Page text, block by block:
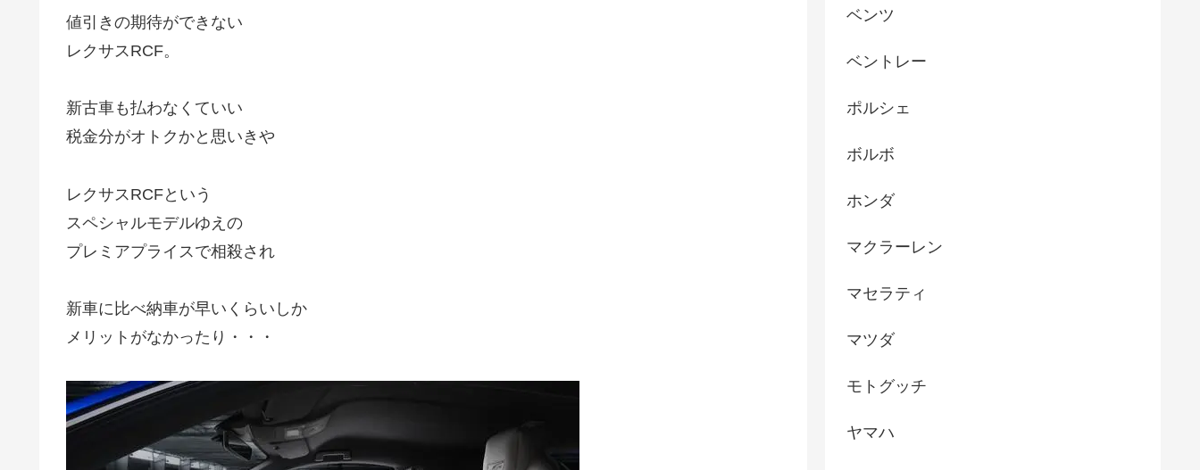
値引きの期待ができない
レクサスRCF。
新古車も払わなくていい
税金分がオトクかと思いきや
レクサスRCFという
スペシャルモデルゆえの
プレミアプライスで相殺され
新車に比べ納車が早いくらいしか
メリットがなかったり・・・
ベンツ
ベントレー
ポルシェ
ボルボ
ホンダ
マクラーレン
マセラティ
マツダ
モトグッチ
ヤマハ